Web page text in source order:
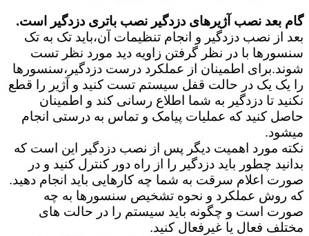
گام بعد نصب آژیرهای دزدگیر نصب باتری دزدگیر است.
بعد از نصب دزدگیر و انجام تنظیمات آن،باید تک به تک
سنسورها با در نظر گرفتن زاویه دید مورد نظر تست
شوند.برای اطمینان از عملکرد درست دزدگیر،سنسورها
را یک یک در حالت قفل سیستم تست کنید و آژیر را قطع
نکنید تا دزدگیر به شما اطلاع رسانی کند و اطمینان
حاصل کنید که عملیات پیامک و تماس به درستی انجام
میشود.
نکته مورد اهمیت دیگر پس از نصب دزدگیر این است که
بدانید چطور باید دزدگیر را از راه دور کنترل کنید و در
صورت اعلام سرقت به شما چه کارهایی باید انجام دهید.
که روش عملکرد و نحوه تشخیص سنسورها به چه
صورت است و چگونه باید سیستم را در حالت های
مختلف فعال یا غیرفعال کنید.